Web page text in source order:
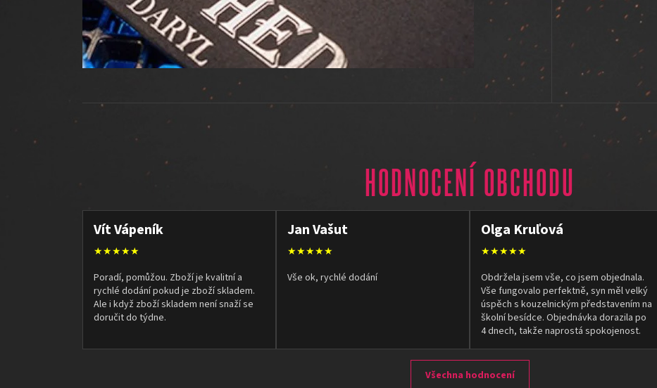
HODNOCENÍ OBCHODU
Vít Vápeník
★★★★★
Poradí, pomůžou. Zboží je kvalitní a
rychlé dodání pokud je zboží skladem.
Ale i když zboží skladem není snaží se
doručit do týdne.
Jan Vašut
★★★★★
Vše ok, rychlé dodání
Olga Kruľová
★★★★★
Obdržela jsem vše, co jsem objednala.
Vše fungovalo perfektně, syn měl velký
úspěch s kouzelnickým představením na
školní besídce. Objednávka dorazila po
4 dnech, takže naprostá spokojenost.
Všechna hodnocení